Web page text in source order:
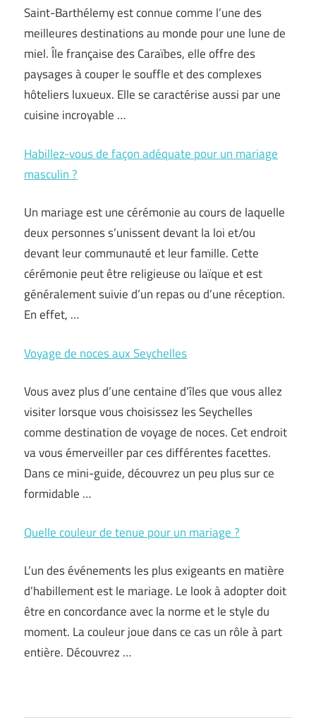
Saint-Barthélemy est connue comme l’une des
meilleures destinations au monde pour une lune de
miel. Île française des Caraïbes, elle offre des
paysages à couper le souffle et des complexes
hôteliers luxueux. Elle se caractérise aussi par une
cuisine incroyable …
Habillez-vous de façon adéquate pour un mariage
masculin ?
Un mariage est une cérémonie au cours de laquelle
deux personnes s’unissent devant la loi et/ou
devant leur communauté et leur famille. Cette
cérémonie peut être religieuse ou laïque et est
généralement suivie d’un repas ou d’une réception.
En effet, …
Voyage de noces aux Seychelles
Vous avez plus d’une centaine d’îles que vous allez
visiter lorsque vous choisissez les Seychelles
comme destination de voyage de noces. Cet endroit
va vous émerveiller par ces différentes facettes.
Dans ce mini-guide, découvrez un peu plus sur ce
formidable …
Quelle couleur de tenue pour un mariage ?
L’un des événements les plus exigeants en matière
d’habillement est le mariage. Le look à adopter doit
être en concordance avec la norme et le style du
moment. La couleur joue dans ce cas un rôle à part
entière. Découvrez …